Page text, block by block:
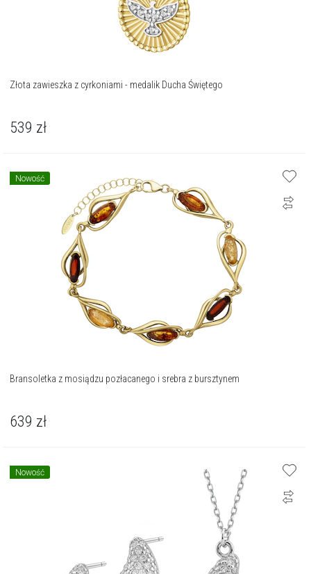
Złota zawieszka z cyrkoniami - medalik Ducha Świętego
539 zł
Nowość
Bransoletka z mosiądzu pozłacanego i srebra z bursztynem
639 zł
Nowość